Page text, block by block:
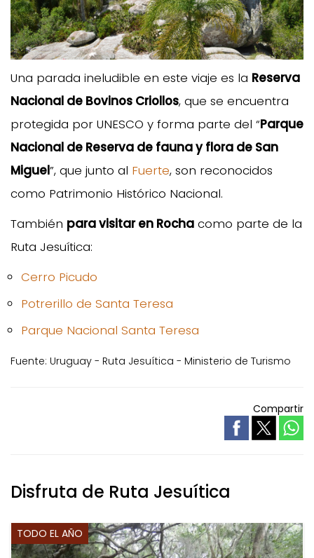
Una parada ineludible en este viaje es la Reserva
Nacional de Bovinos Criollos, que se encuentra
protegida por UNESCO y forma parte del “Parque
Nacional de Reserva de fauna y flora de San
Miguel”, que junto al Fuerte, son reconocidos
como Patrimonio Histórico Nacional.
También para visitar en Rocha como parte de la
Ruta Jesuítica:
Cerro Picudo
Potrerillo de Santa Teresa
Parque Nacional Santa Teresa
Fuente: Uruguay - Ruta Jesuítica - Ministerio de Turismo
Compartir
Disfruta de Ruta Jesuítica
TODO EL AÑO